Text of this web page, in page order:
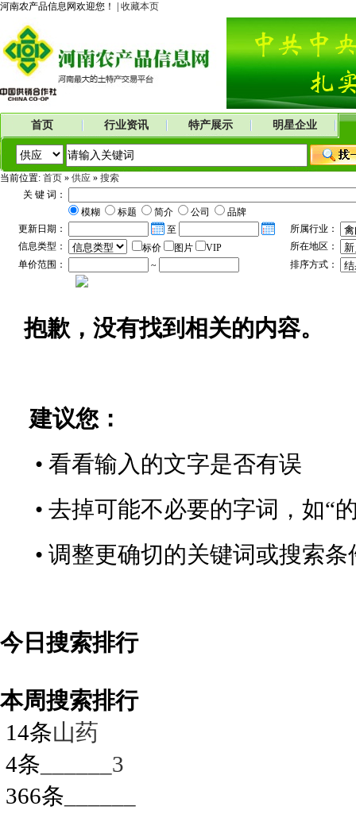
河南农产品信息网欢迎您！ | 收藏本页
首页 行业资讯 特产展示 明星企业
当前位置: 首页 » 供应 » 搜索
关 键 词：
模糊
标题 简介 公司
品牌
更新日期：
至
所属行业：
信息类型：
标价 图片 VIP
所在地区：
单价范围：
~ 排序方式：
抱歉，没有找到相关的内容。
建议您：
• 看看输入的文字是否有误
• 去掉可能不必要的字词，如“
• 调整更确切的关键词或搜索条
今日搜索排行
本周搜索排行
14条山药
4条 ______3
366条